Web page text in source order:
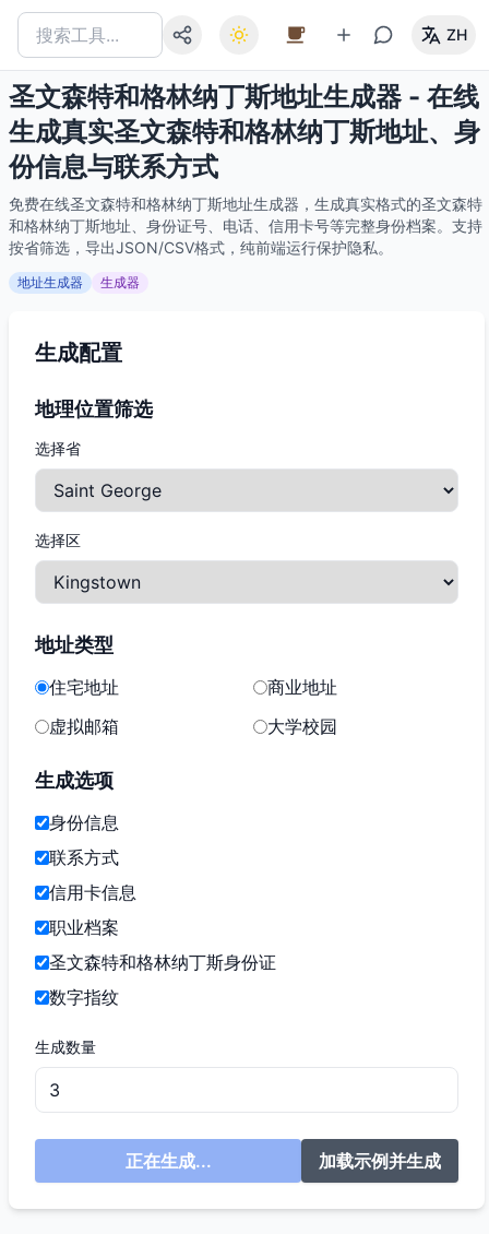
ZH
圣文森特和格林纳丁斯地址生成器 - 在线
生成真实圣文森特和格林纳丁斯地址、身
份信息与联系方式
免费在线圣文森特和格林纳丁斯地址生成器，生成真实格式的圣文森特
和格林纳丁斯地址、身份证号、电话、信用卡号等完整身份档案。支持
按省筛选，导出JSON/CSV格式，纯前端运行保护隐私。
地址生成器 生成器
生成配置
地理位置筛选
选择省
选择区
地址类型
住宅地址
商业地址
虚拟邮箱
大学校园
生成选项
身份信息
联系方式
信用卡信息
职业档案
圣文森特和格林纳丁斯身份证
数字指纹
生成数量
正在生成... 加载示例并生成